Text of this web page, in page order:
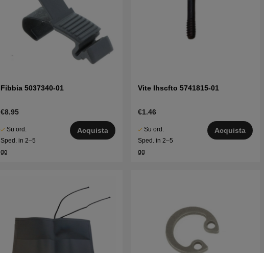
Fibbia 5037340-01
€8.95
Su ord.
Sped. in 2–5
gg
Acquista
Vite Ihscfto 5741815-01
€1.46
Su ord.
Sped. in 2–5
gg
Acquista